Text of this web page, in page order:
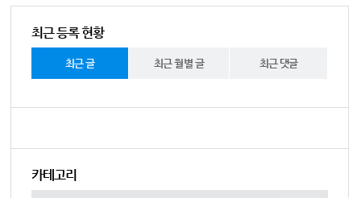
최근 등록 현황
최근 글 최근 월별 글 최근 댓글
카테고리